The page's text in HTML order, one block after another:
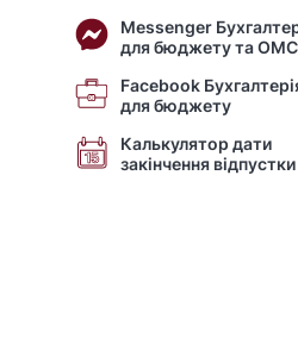
Messenger
для бюджету та ОМС
Facebook
для бюджету
Калькулятор дати
закінчення відпустки